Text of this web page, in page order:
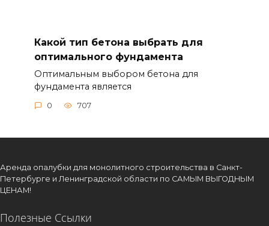
Какой тип бетона выбрать для
оптимального фундамента
Оптимальным выбором бетона для
фундамента является
0 707
Аренда опалубки для монолитного строительства в Санкт-
Петербурге и Ленинградской области по САМЫМ ВЫГОДНЫМ
ЦЕНАМ!
Полезные Ссылки